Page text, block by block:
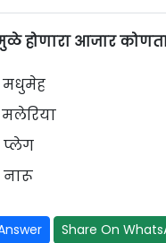
होणारा आजार
मधुमेह
मलेरिया
प्लेग
नारू
Share On